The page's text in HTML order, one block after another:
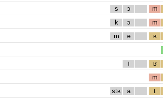
s ɔ m
k ɔ m
m e ʁ
i ʁ
m
stʁ a t